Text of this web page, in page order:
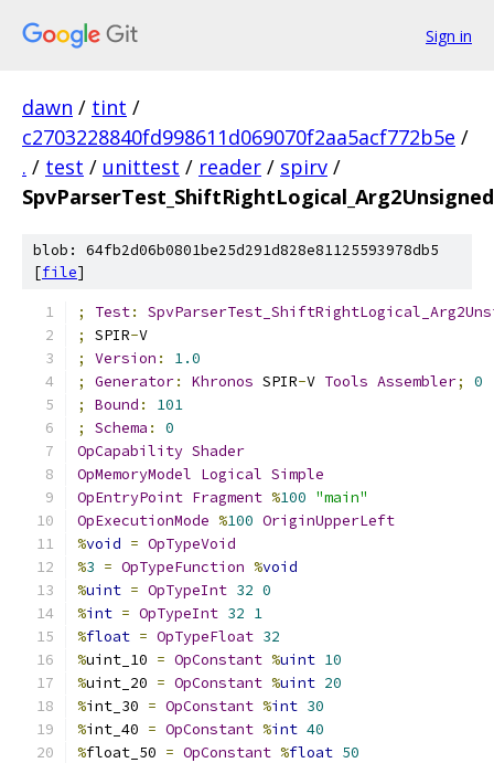
Sign in
dawn / tint /
c2703228840fd998611d069070f2aa5acf772b5e /
. / test / unittest / reader / spirv /
blob: 64fb2d06b0801be25d291d828e81125593978db5
[file]
; Test:
;
SPIR-V
;
Version :
1.0
;
Generator: Khronos SPIR-V Tools Assembler;
0
;
Bound :
101
;
Schema :
0
OpCapability Shader
OpMemoryModel Logical Simple
OpEntryPoint Fragment %100 "main"
OpExecutionMode %100 OriginUpperLeft
%void = OpTypeVoid
%3 = OpTypeFunction %void
%uint = OpTypeInt 32 0
%int = OpTypeInt 32 1
%float = OpTypeFloat 32
%uint_10 = OpConstant %uint 10
%uint_20 = OpConstant %uint 20
%int_30 = OpConstant %int 30
%int_40 = OpConstant %int 40
%float_50 = OpConstant %float 50